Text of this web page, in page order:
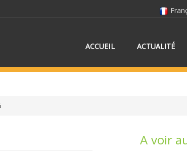
ACCUEIL ACTUALITÉ
A voir